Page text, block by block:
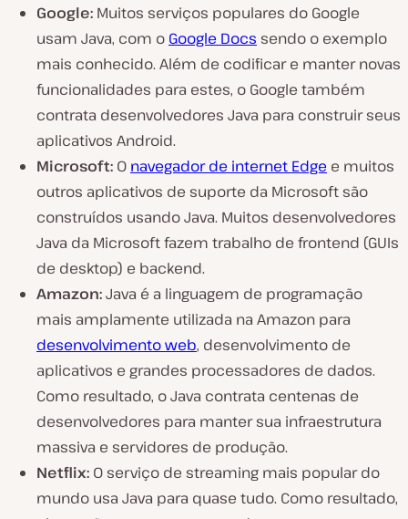
Google: Muitos serviços populares do Google
usam Java, com o Google Docs sendo o exemplo
mais conhecido. Além de codificar e manter novas
funcionalidades para estes, o Google também
contrata desenvolvedores Java para construir seus
aplicativos Android.
Microsoft: O navegador de internet Edge e muitos
outros aplicativos de suporte da Microsoft são
construídos usando Java. Muitos desenvolvedores
Java da Microsoft fazem trabalho de frontend (GUIs
de desktop) e backend.
Amazon:Java é a linguagem de programação
mais amplamente utilizada na Amazon para
desenvolvimento web, desenvolvimento de
aplicativos e grandes processadores de dados.
Como resultado, o Java contrata centenas de
desenvolvedores para manter sua infraestrutura
massiva e servidores de produção.
Netflix: O serviço de streaming mais popular do
mundo usa Java para quase tudo. Como resultado,